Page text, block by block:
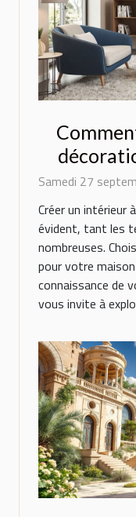
Samedi 27
Créer un intérieur
évident, tant les
nombreuses.
pour votre
connaissance de
vous invite à